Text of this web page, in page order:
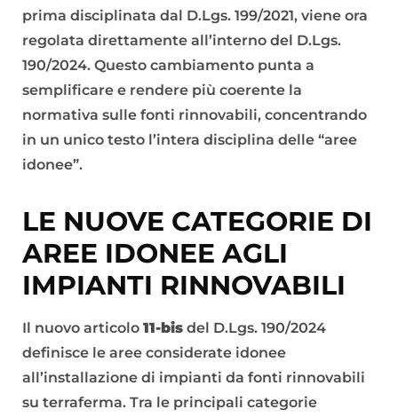
prima disciplinata dal D.Lgs. 199/2021, viene ora
regolata direttamente all’interno del D.Lgs.
190/2024. Questo cambiamento punta a
semplificare e rendere più coerente la
normativa sulle fonti rinnovabili, concentrando
in un unico testo l’intera disciplina delle “aree
idonee”.
LE NUOVE CATEGORIE DI
AREE IDONEE AGLI
IMPIANTI RINNOVABILI
Il nuovo articolo 11-bis del D.Lgs. 190/2024
definisce le aree considerate idonee
all’installazione di impianti da fonti rinnovabili
su terraferma. Tra le principali categorie